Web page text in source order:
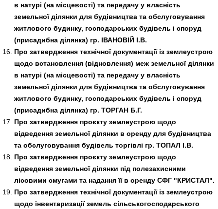
в натурі (на місцевості) та передачу у власність
земельної ділянки для будівництва та обслуговування
житлового будинку, господарських будівель і споруд
(присадибна ділянка) гр. ІВАНОВІЙ І.В.
Про затвердження технічної документації із землеустрою
щодо встановлення (відновлення) меж земельної ділянки
в натурі (на місцевості) та передачу у власність
земельної ділянки для будівництва та обслуговування
житлового будинку, господарських будівель і споруд
(присадибна ділянка) гр. ТОРГАН Б.Г.
Про затвердження проєкту землеустрою щодо
відведення земельної ділянки в оренду для будівництва
та обслуговування будівель торгівлі гр. ТОПАЛ І.В.
Про затвердження проєкту землеустрою щодо
відведення земельної ділянки під полезахисними
лісовими смугами та надання її в оренду СФГ "КРИСТАЛ".
Про затвердження технічної документації із землеустрою
щодо інвентаризації земель сільськогосподарського